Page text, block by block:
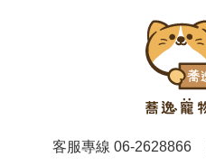
客服專線06-2628866